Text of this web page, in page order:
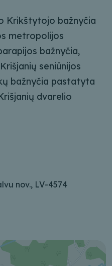
Krikštytojo bažnyčia
metropolijos
bažnyčia,
seniūnijos
bažnyčia pastatyta
dvarelio
nov., LV-4574